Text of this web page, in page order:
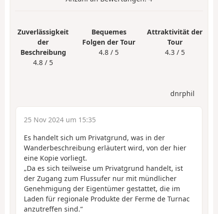
Zuverlässigkeit
der
Beschreibung
4.8 / 5
Bequemes
Folgen der Tour
4.8 / 5
Attraktivität der
Tour
4.3 / 5
dnrphil
25 Nov 2024 um 15:35
Es handelt sich um Privatgrund, was in der
Wanderbeschreibung erläutert wird, von der hier
eine Kopie vorliegt.
„Da es sich teilweise um Privatgrund handelt, ist
der Zugang zum Flussufer nur mit mündlicher
Genehmigung der Eigentümer gestattet, die im
Laden für regionale Produkte der Ferme de Turnac
anzutreffen sind.“